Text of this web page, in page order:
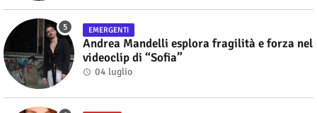
EMERGENTI
Andrea Mandelli esplora fragilità e forza nel
videoclip di “Sofia”
04 luglio